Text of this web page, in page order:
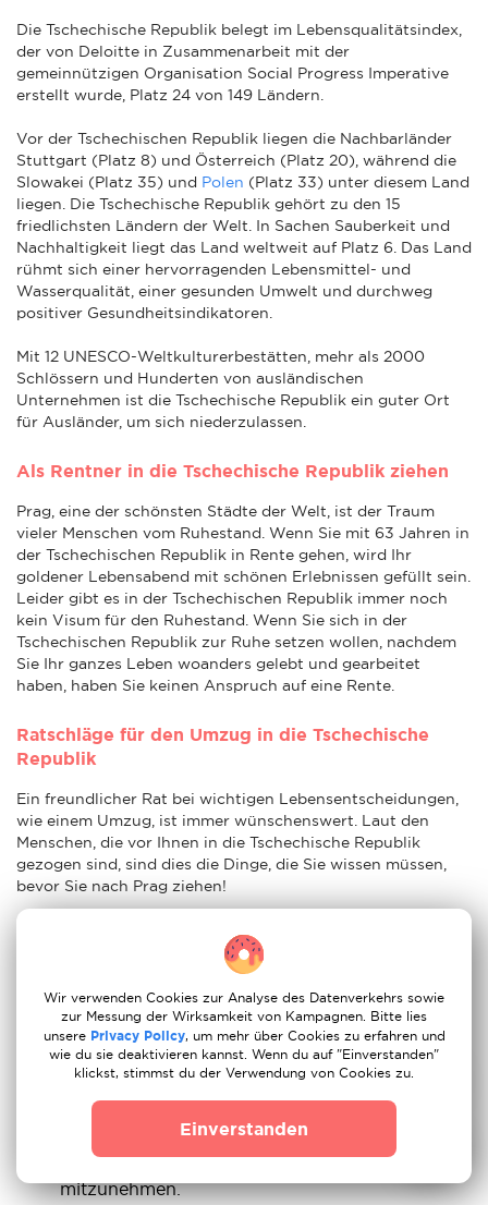
Die Tschechische Republik belegt im Lebensqualitätsindex,
der von Deloitte in Zusammenarbeit mit der
gemeinnützigen Organisation Social Progress Imperative
erstellt wurde, Platz 24 von 149 Ländern.
Vor der Tschechischen Republik liegen die Nachbarländer
Stuttgart (Platz 8) und Österreich (Platz 20), während die
Slowakei (Platz 35) und Polen (Platz 33) unter diesem Land
liegen. Die Tschechische Republik gehört zu den 15
friedlichsten Ländern der Welt. In Sachen Sauberkeit und
Nachhaltigkeit liegt das Land weltweit auf Platz 6. Das Land
rühmt sich einer hervorragenden Lebensmittel- und
Wasserqualität, einer gesunden Umwelt und durchweg
positiver Gesundheitsindikatoren.
Mit 12 UNESCO-Weltkulturerbestätten, mehr als 2000
Schlössern und Hunderten von ausländischen
Unternehmen ist die Tschechische Republik ein guter Ort
für Ausländer, um sich niederzulassen.
Als Rentner in die Tschechische Republik ziehen
Prag, eine der schönsten Städte der Welt, ist der Traum
vieler Menschen vom Ruhestand. Wenn Sie mit 63 Jahren in
der Tschechischen Republik in Rente gehen, wird Ihr
goldener Lebensabend mit schönen Erlebnissen gefüllt sein.
Leider gibt es in der Tschechischen Republik immer noch
kein Visum für den Ruhestand. Wenn Sie sich in der
Tschechischen Republik zur Ruhe setzen wollen, nachdem
Sie Ihr ganzes Leben woanders gelebt und gearbeitet
haben, haben Sie keinen Anspruch auf eine Rente.
Ratschläge für den Umzug in die Tschechische
Republik
Ein freundlicher Rat bei wichtigen Lebensentscheidungen,
wie einem Umzug, ist immer wünschenswert. Laut den
Menschen, die vor Ihnen in die Tschechische Republik
gezogen sind, sind dies die Dinge, die Sie wissen müssen,
bevor Sie nach Prag ziehen!
ziehen, müssen Sie wissen, dass Englisch in
Prag nicht so weit verbreitet ist wie in Berlin,
daher werden Sie bei fast jedem Schritt die Hilfe
eines Übersetzers benötigen. Wenn Sie sich so
schnell wie möglich einleben wollen, sollten Sie
Tschechisch lernen, dann werden die
Einheimischen Sie definitiv mehr respektieren.
Im September kann es sehr kalt werden, daher
empfehlen wir Ihnen, wärmere Kleidung
mitzunehmen.
Wir verwenden Cookies zur Analyse des Datenverkehrs sowie
zur Messung der Wirksamkeit von Kampagnen. Bitte lies
unsere Privacy Policy, um mehr über Cookies zu erfahren und
wie du sie deaktivieren kannst. Wenn du auf "Einverstanden"
klickst, stimmst du der Verwendung von Cookies zu.
Einverstanden